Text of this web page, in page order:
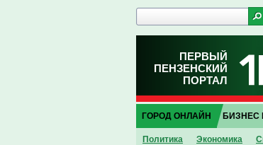
ПЕРВЫЙ
ПЕНЗЕНСКИЙ
ПОРТАЛ
ГОРОД ОНЛАЙН
Политика Экономика
БИЗНЕС